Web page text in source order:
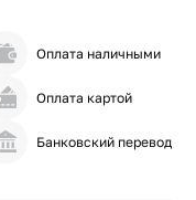
Оплата наличными
Оплата картой
Банковский перевод